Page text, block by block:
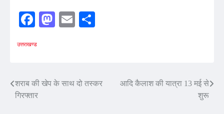
Facebook
Mastodon
Email
उत्तराखण्ड
Post
शराब की खेप के साथ दो तस्कर
गिरफ्तार
आदि कैलाश की यात्रा 13 मई से
शुरू